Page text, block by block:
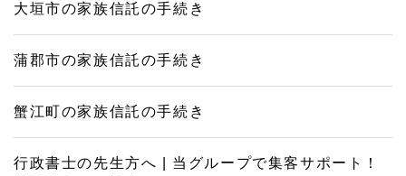
大垣市の家族信託の手続き
蒲郡市の家族信託の手続き
蟹江町の家族信託の手続き
行政書士の先生方へ | 当グループで集客サポート！